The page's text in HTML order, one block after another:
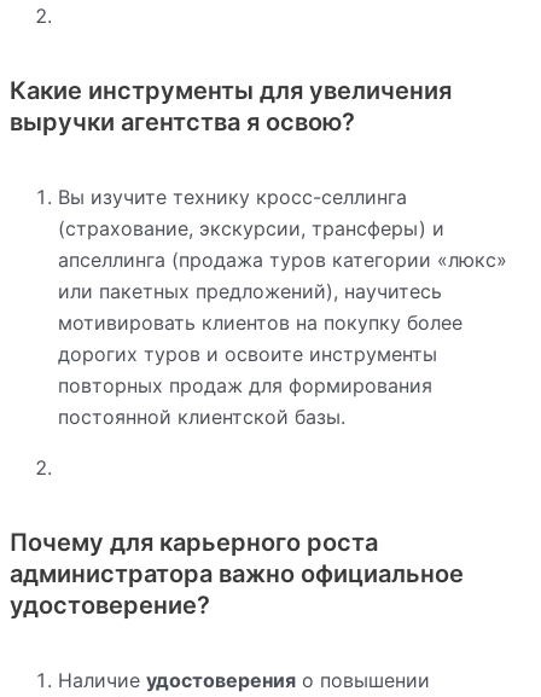
Какие инструменты для увеличения
выручки агентства я освою?
Вы изучите технику кросс-селлинга
(страхование, экскурсии, трансферы) и
апселлинга (продажа туров категории «люкс»
или пакетных предложений), научитесь
мотивировать клиентов на покупку более
дорогих туров и освоите инструменты
повторных продаж для формирования
постоянной клиентской базы.
Почему для карьерного роста
администратора важно официальное
удостоверение?
Наличие удостоверения о повышении